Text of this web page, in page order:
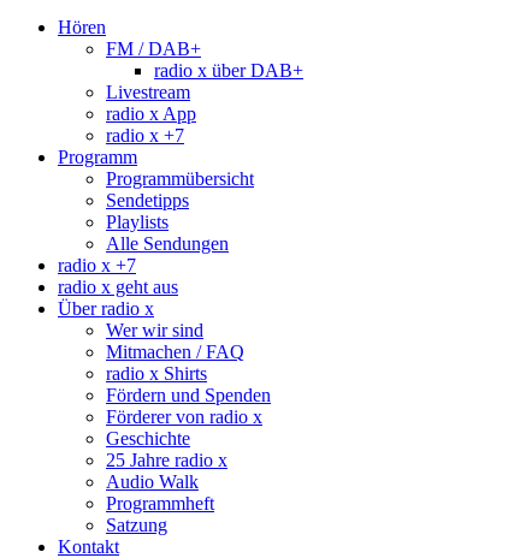
Hören
FM / DAB+
radio x über DAB+
Livestream
radio x App
radio x +7
Programm
Programmübersicht
Sendetipps
Playlists
Alle Sendungen
radio x +7
radio x geht aus
Über radio x
Wer wir sind
Mitmachen / FAQ
radio x Shirts
Fördern und Spenden
Förderer von radio x
Geschichte
25 Jahre radio x
Audio Walk
Programmheft
Satzung
Kontakt